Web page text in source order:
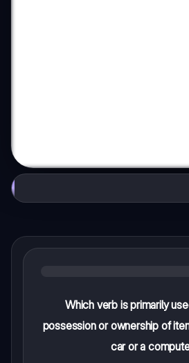
Which verb is primarily
possession or ownership of
car or a